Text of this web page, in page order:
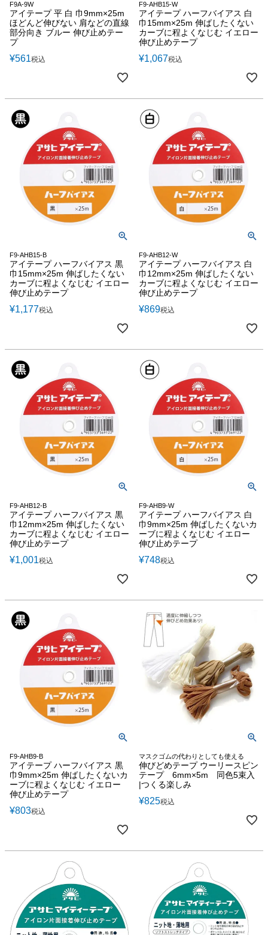
F9A-9W
アイテープ 平 白 巾9mm×25m
ほどんど伸びない 肩などの直線
部分向き ブルー 伸び止めテー
プ
¥561税込
F9-AHB15-W
アイテープ ハーフバイアス 白
巾15mm×25m 伸ばしたくない
カーブに程よくなじむ イエロー
伸び止めテープ
¥1,067税込
F9-AHB15-B
アイテープ ハーフバイアス 黒
巾15mm×25m 伸ばしたくない
カーブに程よくなじむ イエロー
伸び止めテープ
¥1,177税込
F9-AHB12-W
アイテープ ハーフバイアス 白
巾12mm×25m 伸ばしたくない
カーブに程よくなじむ イエロー
伸び止めテープ
¥869税込
F9-AHB12-B
アイテープ ハーフバイアス 黒
巾12mm×25m 伸ばしたくない
カーブに程よくなじむ イエロー
伸び止めテープ
¥1,001税込
F9-AHB9-W
アイテープ ハーフバイアス 白
巾9mm×25m 伸ばしたくないカ
ーブに程よくなじむ イエロー
伸び止めテープ
¥748税込
F9-AHB9-B
アイテープ ハーフバイアス 黒
巾9mm×25m 伸ばしたくないカ
ーブに程よくなじむ イエロー
伸び止めテープ
¥803税込
マスクゴムの代わりとしても使える
伸びどめテープ ウーリースピン
テープ 6mm×5m 同色5束入
|つくる楽しみ
¥825税込